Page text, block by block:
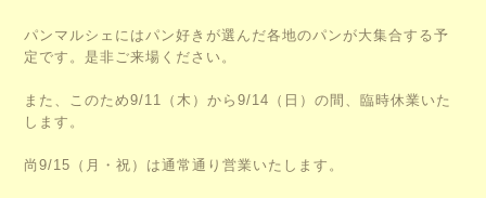
パンマルシェにはパン好きが選んだ各地のパンが大集合する予
定です。是非ご来場ください。
また、このため9/11（木）から9/14（日）の間、臨時休業いた
します。
尚9/15（月・祝）は通常通り営業いたします。